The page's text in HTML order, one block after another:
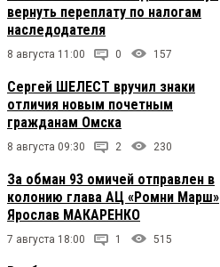
вернуть переплату по налогам
наследодателя
8 августа 11:00 0 157
Сергей ШЕЛЕСТ вручил знаки
отличия новым почетным
гражданам Омска
8 августа 09:30 2 230
За обман 93 омичей отправлен в
колонию глава АЦ «Ромни Марш»
Ярослав МАКАРЕНКО
7 августа 18:00 1 515